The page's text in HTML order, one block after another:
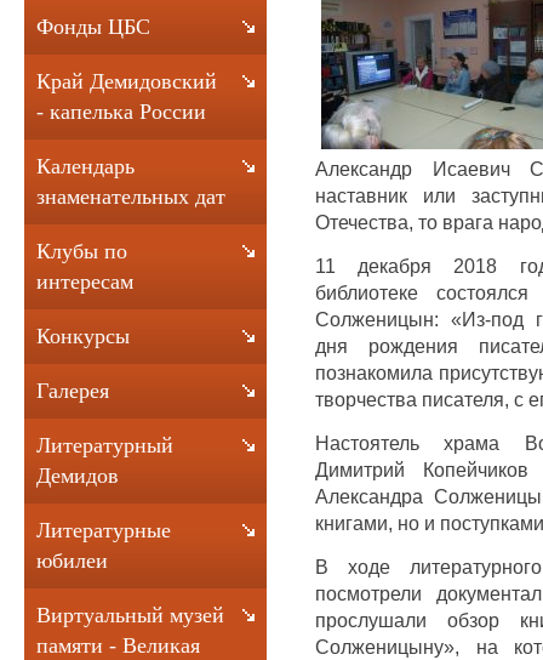
Александр Исаевич
наставник или
Отечества, то врага
11 декабря 2018
библиотеке
Солженицын: «Из-под
дня рождения
познакомила
творчества писателя, с
Настоятель храма
Димитрий
Александра
книгами, но и
В ходе
посмотрели
прослушали обзор
Солженицыну», на
Фонды ЦБС
Край Демидовский
- капелька России
Календарь
знаменательных дат
Клубы по
интересам
Конкурсы
Галерея
Литературный
Демидов
Литературные
юбилеи
Виртуальный музей
памяти - Великая